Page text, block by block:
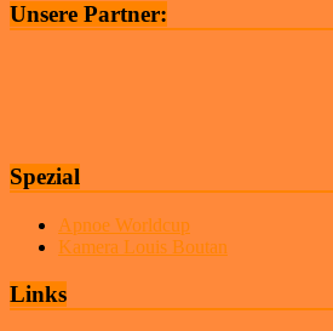
Unsere Partner:
Spezial
Apnoe Worldcup
Kamera Louis Boutan
Links